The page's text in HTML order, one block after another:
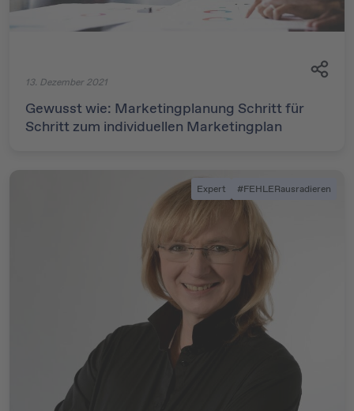
13. Dezember 2021
Gewusst wie: Marketingplanung Schritt für
Schritt zum individuellen Marketingplan
Expert #FEHLERausradieren